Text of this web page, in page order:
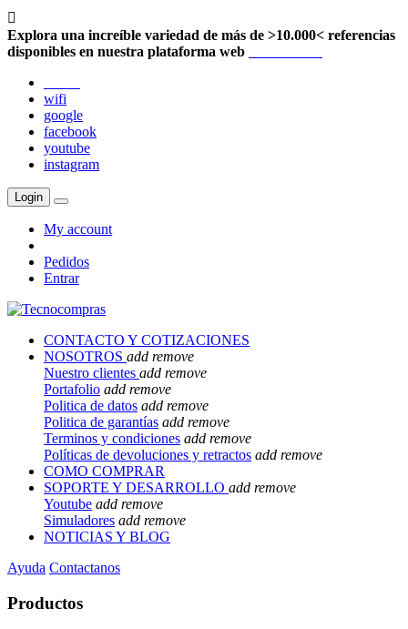

Explora una increíble variedad de más de >10.000< referencias
disponibles en nuestra plataforma web
wifi
google
facebook
youtube
instagram
Login
My account
Pedidos
Entrar
CONTACTO Y COTIZACIONES
NOSOTROS add remove
Nuestro clientes add remove
Portafolio add remove
Politica de datos add remove
Politica de garantías add remove
Terminos y condiciones add remove
Políticas de devoluciones y retractos add remove
COMO COMPRAR
SOPORTE Y DESARROLLO add remove
Youtube add remove
Simuladores add remove
NOTICIAS Y BLOG
Ayuda Contactanos
Productos